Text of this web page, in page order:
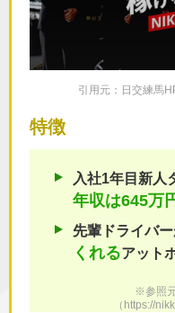
引用元：日交練馬
特徴
入社1年目新人
年収は645万
先輩ドライバ
くれるアット
※参照
（ https://